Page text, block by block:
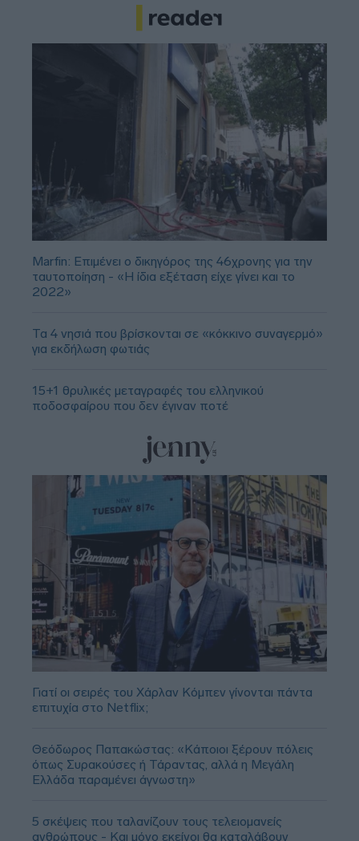
Marfin: Επιμένει ο δικηγόρος της 46χρονης για την
ταυτοποίηση - «Η ίδια εξέταση είχε γίνει και το
2022»
Τα 4 νησιά που βρίσκονται σε «κόκκινο συναγερμό»
για εκδήλωση φωτιάς
15+1 θρυλικές μεταγραφές του ελληνικού
ποδοσφαίρου που δεν έγιναν ποτέ
Γιατί οι σειρές του Χάρλαν Κόμπεν γίνονται πάντα
επιτυχία στο Netflix;
Θεόδωρος Παπακώστας: «Κάποιοι ξέρουν πόλεις
όπως Συρακούσες ή Τάραντας, αλλά η Μεγάλη
Ελλάδα παραμένει άγνωστη»
5 σκέψεις που ταλανίζουν τους τελειομανείς
ανθρώπους - Και μόνο εκείνοι θα καταλάβουν